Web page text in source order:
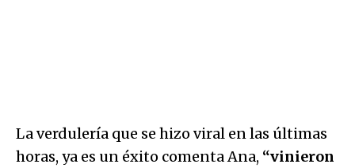
La verdulería que se hizo viral en las últimas
horas, ya es un éxito comenta Ana, “vinieron